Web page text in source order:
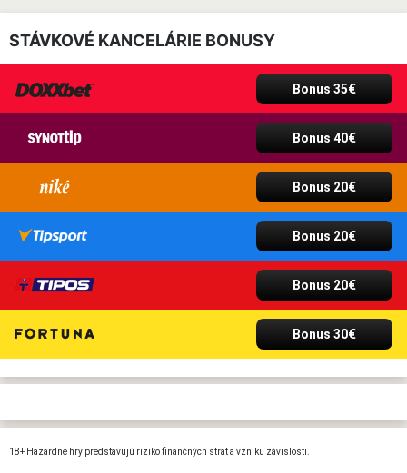
STÁVKOVÉ KANCELÁRIE BONUSY
Bonus 35€
Bonus 40€
Bonus 20€
Bonus 20€
Bonus 20€
Bonus 30€
18+ Hazardné hry predstavujú riziko finančných strát a vzniku závislosti.